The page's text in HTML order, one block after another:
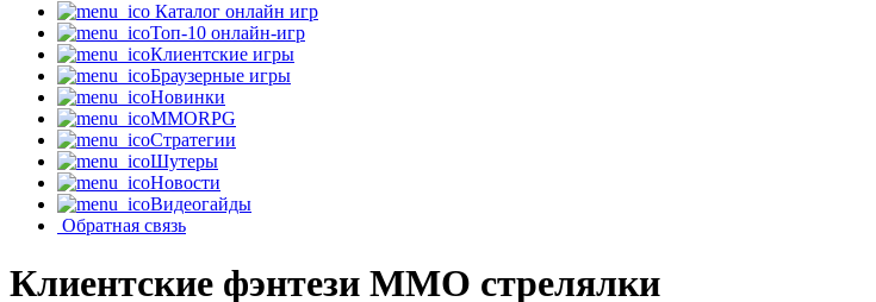
Каталог онлайн игр
Топ-10 онлайн-игр
Клиентские игры
Браузерные игры
Новинки
MMORPG
Стратегии
Шутеры
Новости
Видеогайды
Обратная связь
Клиентские фэнтези MMO стрелялки